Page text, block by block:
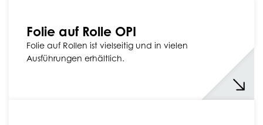
Folie auf Rolle OPI
Folie auf Rollen ist vielseitig und in vielen
Ausführungen erhältlich.